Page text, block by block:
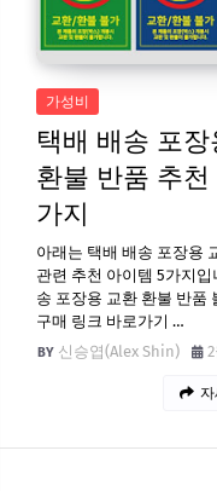
가성비
택배 배송 포
환불 반품 추
가지
아래는 택배 배송 포장용
관련 추천 아이템 5가지입
송 포장용 교환 환불 반품
구매 링크 바로가기 …
신승엽(Alex Shin)
자